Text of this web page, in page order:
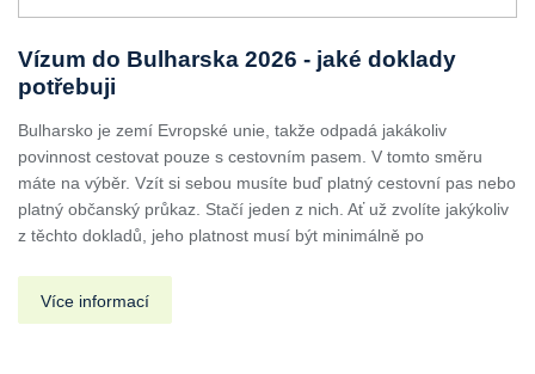
Vízum do Bulharska 2026 - jaké doklady
potřebuji
Bulharsko je zemí Evropské unie, takže odpadá jakákoliv
povinnost cestovat pouze s cestovním pasem. V tomto směru
máte na výběr. Vzít si sebou musíte buď platný cestovní pas nebo
platný občanský průkaz. Stačí jeden z nich. Ať už zvolíte jakýkoliv
z těchto dokladů, jeho platnost musí být minimálně po
Více informací